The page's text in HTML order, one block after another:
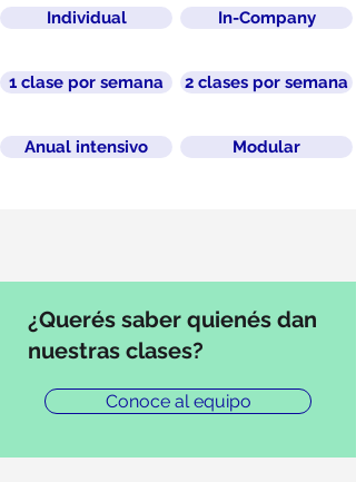
Individual
1 clase por semana
Anual intensivo
In-Company
2 clases por semana
Modular
¿Querés saber quienés dan
nuestras clases?
Conoce al equipo